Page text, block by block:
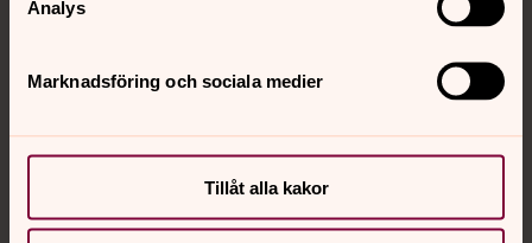
Analys
Marknadsföring och sociala medier
Tillåt alla kakor
Hitta snabbt
Sociala kanaler